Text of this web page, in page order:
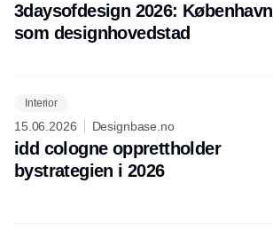
3daysofdesign 2026: København
som designhovedstad
Interior
15.06.2026 Designbase.no
idd cologne opprettholder
bystrategien i 2026